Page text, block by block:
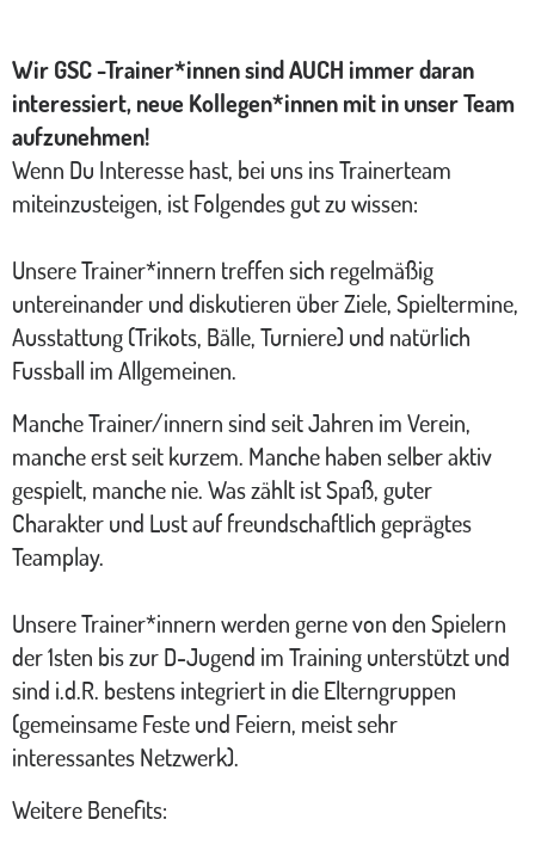
Wir GSC -Trainer*innen sind AUCH immer daran
interessiert, neue Kollegen*innen mit in unser Team
aufzunehmen!
Wenn Du Interesse hast, bei uns ins Trainerteam
miteinzusteigen, ist Folgendes gut zu wissen:
Unsere Trainer*innern treffen sich regelmäßig
untereinander und diskutieren über Ziele, Spieltermine,
Ausstattung (Trikots, Bälle, Turniere) und natürlich
Fussball im Allgemeinen.
Manche Trainer/innern sind seit Jahren im Verein,
manche erst seit kurzem. Manche haben selber aktiv
gespielt, manche nie. Was zählt ist Spaß, guter
Charakter und Lust auf freundschaftlich geprägtes
Teamplay.
Unsere Trainer*innern werden gerne von den Spielern
der 1sten bis zur D-Jugend im Training unterstützt und
sind i.d.R. bestens integriert in die Elterngruppen
(gemeinsame Feste und Feiern, meist sehr
interessantes Netzwerk).
Weitere Benefits: